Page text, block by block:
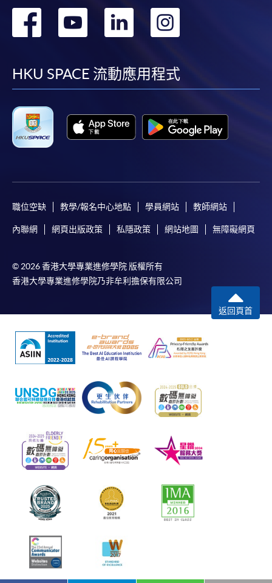
轉
facebook
轉
youtube
轉
linkedin
轉
HKU SPACE 流動應用程式
職位空缺 教學/報名中心地點 學員網站 教師網站
內聯網 網頁出版政策 私隱政策 網站地圖 無障礙網頁
© 2026 香港大學專業進修學院 版權所有
香港大學專業進修學院乃非牟利擔保有限公司
返回頁首